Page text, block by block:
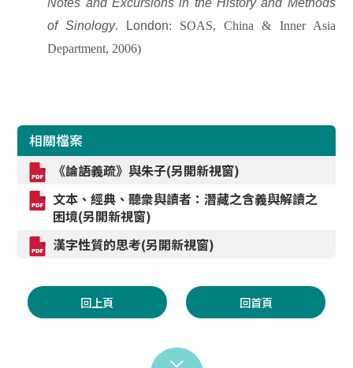
Notes and Excursions in the History and Methods
of Sinology. London: SOAS, China & Inner Asia
Department, 2006)
相關檔案
《論語義疏》與朱子(另開新視窗)
文本、經典、聽衆與讀者：潛藏之含義與解讀之
困境(另開新視窗)
漢字性質的思考(另開新視窗)
回上頁 回首頁